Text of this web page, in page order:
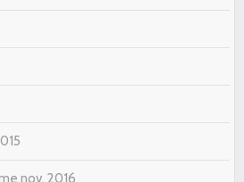
nov. 2016